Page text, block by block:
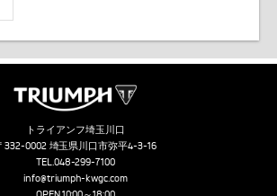
トライアンフ埼玉川口
332-0002 埼玉県川口市弥平4-3-16
TEL.048-299-7100
info@triumph-kwgc.com